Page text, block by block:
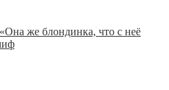
«Она же блондинка, что с неё